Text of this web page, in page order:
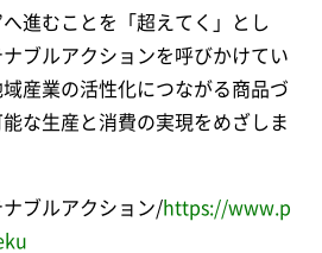
進むことを「超えてく」とし
ブルアクションを呼びかけてい
産業の活性化につながる商品づ
な生産と消費の実現をめざしま
ブルアクション/https://www.p